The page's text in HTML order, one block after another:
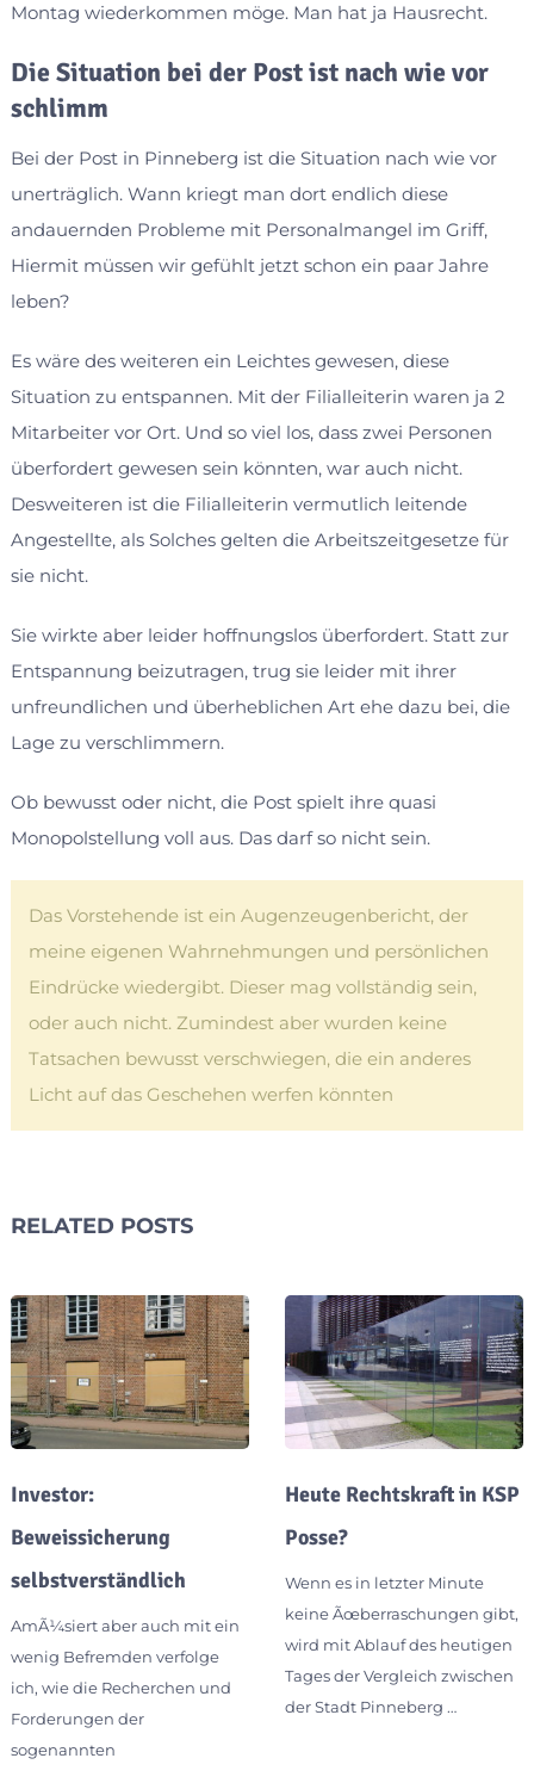
Montag wiederkommen möge. Man hat ja Hausrecht.
Die Situation bei der Post ist nach wie vor
schlimm
Bei der Post in Pinneberg ist die Situation nach wie vor
unerträglich. Wann kriegt man dort endlich diese
andauernden Probleme mit Personalmangel im Griff,
Hiermit müssen wir gefühlt jetzt schon ein paar Jahre
leben?
Es wäre des weiteren ein Leichtes gewesen, diese
Situation zu entspannen. Mit der Filialleiterin waren ja 2
Mitarbeiter vor Ort. Und so viel los, dass zwei Personen
überfordert gewesen sein könnten, war auch nicht.
Desweiteren ist die Filialleiterin vermutlich leitende
Angestellte, als Solches gelten die Arbeitszeitgesetze für
sie nicht.
Sie wirkte aber leider hoffnungslos überfordert. Statt zur
Entspannung beizutragen, trug sie leider mit ihrer
unfreundlichen und überheblichen Art ehe dazu bei, die
Lage zu verschlimmern.
Ob bewusst oder nicht, die Post spielt ihre quasi
Monopolstellung voll aus. Das darf so nicht sein.
Das Vorstehende ist ein Augenzeugenbericht, der
meine eigenen Wahrnehmungen und persönlichen
Eindrücke wiedergibt. Dieser mag vollständig sein,
oder auch nicht. Zumindest aber wurden keine
Tatsachen bewusst verschwiegen, die ein anderes
Licht auf das Geschehen werfen könnten
RELATED POSTS
Investor:
Beweissicherung
selbstverständlich
AmÃ¼siert aber auch mit ein
wenig Befremden verfolge
ich, wie die Recherchen und
Forderungen der
sogenannten
Heute Rechtskraft in KSP
Posse?
Wenn es in letzter Minute
keine Ãœberraschungen gibt,
wird mit Ablauf des heutigen
Tages der Vergleich zwischen
der Stadt Pinneberg …